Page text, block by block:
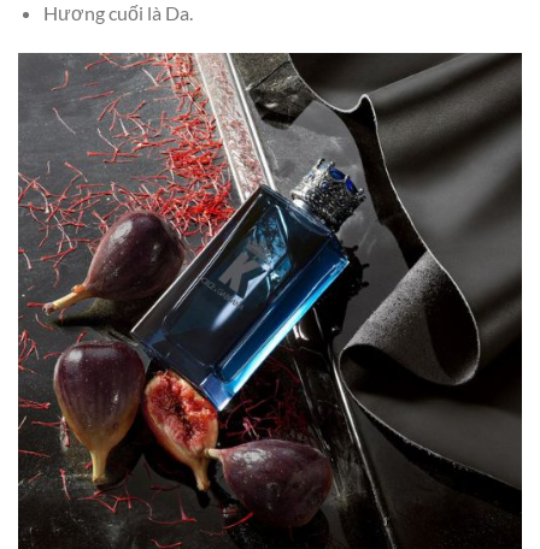
Hương cuối là Da.